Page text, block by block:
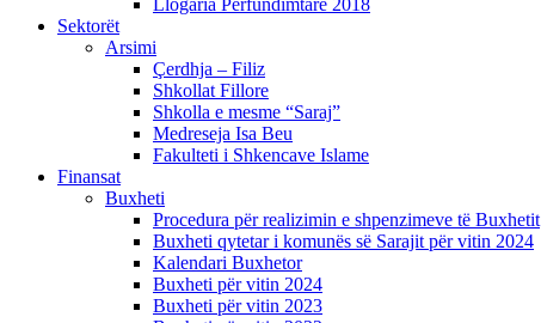
Llogaria Përfundimtare 2018
Sektorët
Arsimi
Çerdhja – Filiz
Shkollat Fillore
Shkolla e mesme “Saraj”
Medreseja Isa Beu
Fakulteti i Shkencave Islame
Finansat
Buxheti
Procedura për realizimin e shpenzimeve të Buxhetit
Buxheti qytetar i komunës së Sarajit për vitin 2024
Kalendari Buxhetor
Buxheti për vitin 2024
Buxheti për vitin 2023